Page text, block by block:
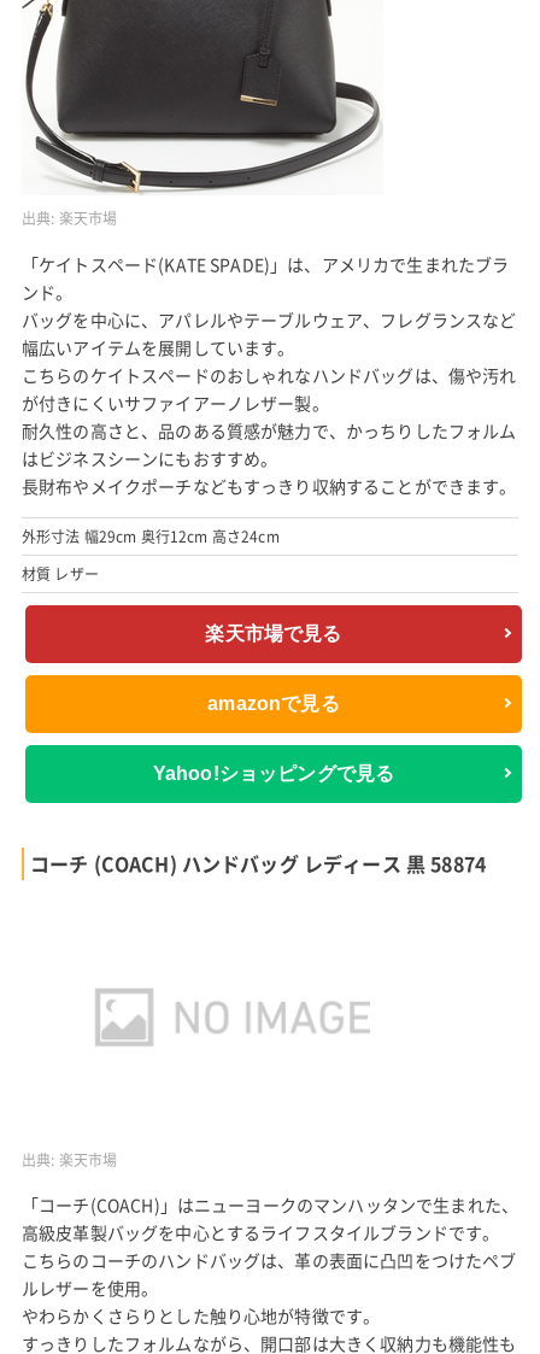
出典: 楽天市場
「ケイトスペード(KATE SPADE)」は、アメリカで生まれたブラ
ンド。
バッグを中心に、アパレルやテーブルウェア、フレグランスなど
幅広いアイテムを展開しています。
こちらのケイトスペードのおしゃれなハンドバッグは、傷や汚れ
が付きにくいサファイアーノレザー製。
耐久性の高さと、品のある質感が魅力で、かっちりしたフォルム
はビジネスシーンにもおすすめ。
長財布やメイクポーチなどもすっきり収納することができます。
外形寸法 幅29cm 奥行12cm 高さ24cm
材質 レザー
楽天市場で見る
amazonで見る
Yahoo!ショッピングで見る
コーチ (COACH) ハンドバッグ レディース 黒 58874
出典: 楽天市場
「コーチ(COACH)」はニューヨークのマンハッタンで生まれた、
高級皮革製バッグを中心とするライフスタイルブランドです。
こちらのコーチのハンドバッグは、革の表面に凸凹をつけたペブ
ルレザーを使用。
やわらかくさらりとした触り心地が特徴です。
すっきりしたフォルムながら、開口部は大きく収納力も機能性も